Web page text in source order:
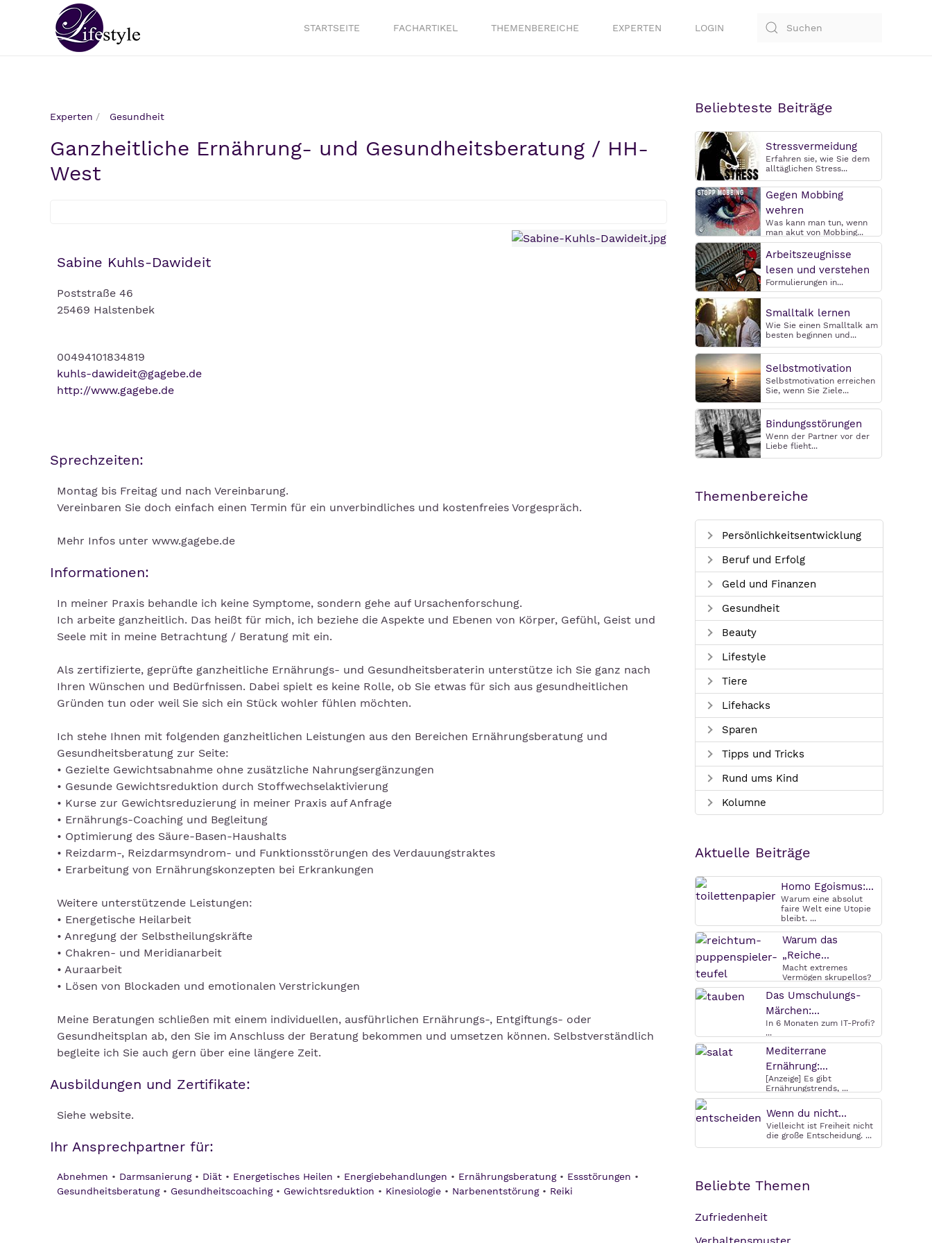
STARTSEITE FACHARTIKEL THEMENBEREICHE EXPERTEN LOGIN
Experten Gesundheit
Ganzheitliche Ernährung- und Gesundheitsberatung / HH-
West
Sabine Kuhls-Dawideit
Poststraße 46
25469 Halstenbek
00494101834819
kuhls-dawideit@gagebe.de
http://www.gagebe.de
Sprechzeiten:
Montag bis Freitag und nach Vereinbarung.
Vereinbaren Sie doch einfach einen Termin für ein unverbindliches und kostenfreies Vorgespräch.
Mehr Infos unter www.gagebe.de
Informationen:
In meiner Praxis behandle ich keine Symptome, sondern gehe auf Ursachenforschung.
Ich arbeite ganzheitlich. Das heißt für mich, ich beziehe die Aspekte und Ebenen von Körper, Gefühl, Geist und
Seele mit in meine Betrachtung / Beratung mit ein.
Als zertifizierte, geprüfte ganzheitliche Ernährungs- und Gesundheitsberaterin unterstütze ich Sie ganz nach
Ihren Wünschen und Bedürfnissen. Dabei spielt es keine Rolle, ob Sie etwas für sich aus gesundheitlichen
Gründen tun oder weil Sie sich ein Stück wohler fühlen möchten.
Ich stehe Ihnen mit folgenden ganzheitlichen Leistungen aus den Bereichen Ernährungsberatung und
Gesundheitsberatung zur Seite:
• Gezielte Gewichtsabnahme ohne zusätzliche Nahrungsergänzungen
• Gesunde Gewichtsreduktion durch Stoffwechselaktivierung
• Kurse zur Gewichtsreduzierung in meiner Praxis auf Anfrage
• Ernährungs-Coaching und Begleitung
• Optimierung des Säure-Basen-Haushalts
• Reizdarm-, Reizdarmsyndrom- und Funktionsstörungen des Verdauungstraktes
• Erarbeitung von Ernährungskonzepten bei Erkrankungen
Weitere unterstützende Leistungen:
• Energetische Heilarbeit
• Anregung der Selbstheilungskräfte
• Chakren- und Meridianarbeit
• Auraarbeit
• Lösen von Blockaden und emotionalen Verstrickungen
Meine Beratungen schließen mit einem individuellen, ausführlichen Ernährungs-, Entgiftungs- oder
Gesundheitsplan ab, den Sie im Anschluss der Beratung bekommen und umsetzen können. Selbstverständlich
begleite ich Sie auch gern über eine längere Zeit.
Ausbildungen und Zertifikate:
Siehe website.
Ihr Ansprechpartner für:
Abnehmen Darmsanierung Diät Energetisches Heilen Energiebehandlungen Ernährungsberatung
Essstörungen
Gesundheitsberatung
Gesundheitscoaching Gewichtsreduktion Kinesiologie Narbenentstörung Reiki
Beliebteste Beiträge
Stressvermeidung
Erfahren sie, wie Sie dem
alltäglichen Stress...
Gegen Mobbing
wehren
Was kann man tun, wenn
man akut von Mobbing...
Arbeitszeugnisse
lesen und verstehen
Formulierungen in...
Smalltalk lernen
Wie Sie einen Smalltalk am
besten beginnen und...
Selbstmotivation
Selbstmotivation erreichen
Sie, wenn Sie Ziele...
Bindungsstörungen
Wenn der Partner vor der
Liebe flieht...
Themenbereiche
Persönlichkeitsentwicklung
Beruf und Erfolg
Geld und Finanzen
Gesundheit
Beauty
Lifestyle
Tiere
Lifehacks
Sparen
Tipps und Tricks
Rund ums Kind
Kolumne
Aktuelle Beiträge
Homo Egoismus:...
Warum eine absolut
faire Welt eine Utopie
bleibt. ...
Warum das
„Reiche...
Macht extremes
Vermögen skrupellos?
Warum das ...
Das Umschulungs-
Märchen:...
In 6 Monaten zum IT-Profi?
...
Mediterrane
Ernährung:...
[Anzeige] Es gibt
Ernährungstrends, ...
Wenn du nicht...
Vielleicht ist Freiheit nicht
die große Entscheidung. ...
Beliebte Themen
Zufriedenheit